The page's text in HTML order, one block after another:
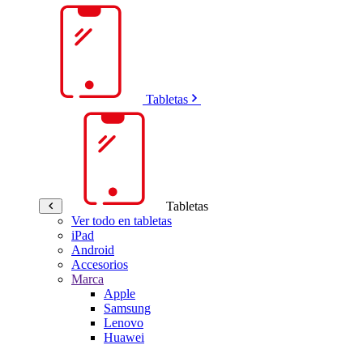
Tabletas
Tabletas
Ver todo en tabletas
iPad
Android
Accesorios
Marca
Apple
Samsung
Lenovo
Huawei